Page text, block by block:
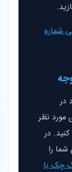
شماره
در
مورد نظر
در
را
چک با